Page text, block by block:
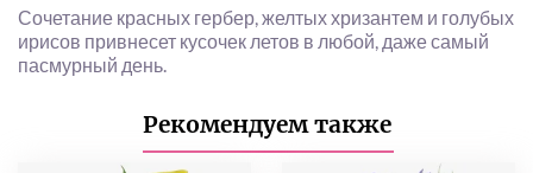
Сочетание красных гербер, желтых хризантем и голубых
ирисов привнесет кусочек летов в любой, даже самый
пасмурный день.
Рекомендуем также